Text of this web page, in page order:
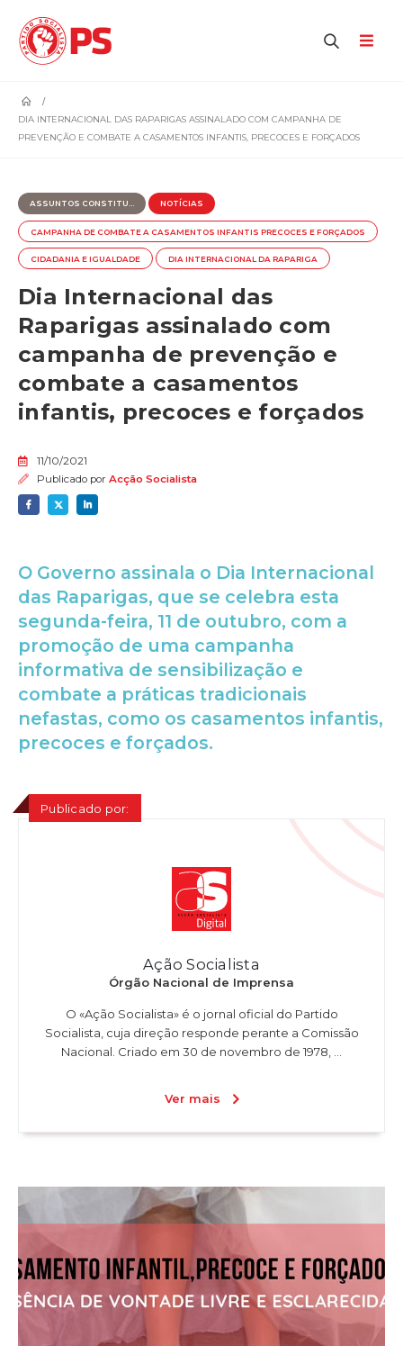
DIA INTERNACIONAL DAS RAPARIGAS ASSINALADO COM CAMPANHA DE
PREVENÇÃO E COMBATE A CASAMENTOS INFANTIS, PRECOCES E FORÇADOS
ASSUNTOS CONSTITU... NOTÍCIAS
CAMPANHA DE COMBATE A CASAMENTOS INFANTIS PRECOCES E FORÇADOS
CIDADANIA E IGUALDADE DIA INTERNACIONAL DA RAPARIGA
Dia Internacional das
Raparigas assinalado com
campanha de prevenção e
combate a casamentos
infantis, precoces e forçados
11/10/2021
Publicado por Acção Socialista
O Governo assinala o Dia Internacional
das Raparigas, que se celebra esta
segunda-feira, 11 de outubro, com a
promoção de uma campanha
informativa de sensibilização e
combate a práticas tradicionais
nefastas, como os casamentos infantis,
precoces e forçados.
Publicado por:
Ação Socialista
Órgão Nacional de Imprensa
O «Ação Socialista» é o jornal oficial do Partido
Socialista, cuja direção responde perante a Comissão
Nacional. Criado em 30 de novembro de 1978, ...
Ver mais